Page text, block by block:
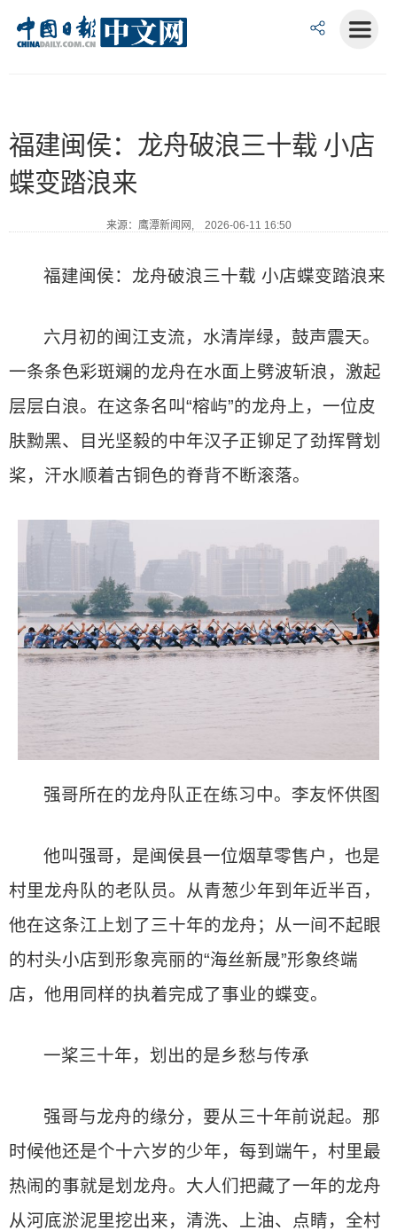
福建闽侯：龙舟破浪三十载 小店
蝶变踏浪来
来源：鹰潭新闻网, 2026-06-11 16:50
福建闽侯：龙舟破浪三十载 小店蝶变踏浪来
六月初的闽江支流，水清岸绿，鼓声震天。
一条条色彩斑斓的龙舟在水面上劈波斩浪，激起
层层白浪。在这条名叫“榕屿”的龙舟上，一位皮
肤黝黑、目光坚毅的中年汉子正铆足了劲挥臂划
桨，汗水顺着古铜色的脊背不断滚落。
强哥所在的龙舟队正在练习中。李友怀供图
他叫强哥，是闽侯县一位烟草零售户，也是
村里龙舟队的老队员。从青葱少年到年近半百，
他在这条江上划了三十年的龙舟；从一间不起眼
的村头小店到形象亮丽的“海丝新晟”形象终端
店，他用同样的执着完成了事业的蝶变。
一桨三十年，划出的是乡愁与传承
强哥与龙舟的缘分，要从三十年前说起。那
时候他还是个十六岁的少年，每到端午，村里最
热闹的事就是划龙舟。大人们把藏了一年的龙舟
从河底淤泥里挖出来，清洗、上油、点睛，全村